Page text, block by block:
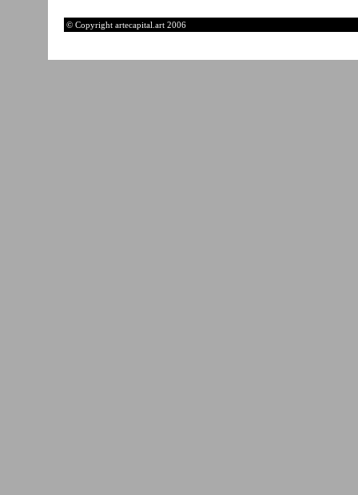
© Copyright artecapital.art 2006